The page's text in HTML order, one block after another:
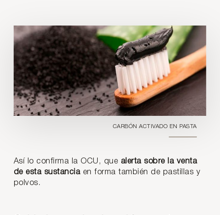
CARBÓN ACTIVADO EN PASTA
Así lo confirma la OCU, que alerta sobre la venta
de esta sustanciaen forma también de pastillas y
polvos.